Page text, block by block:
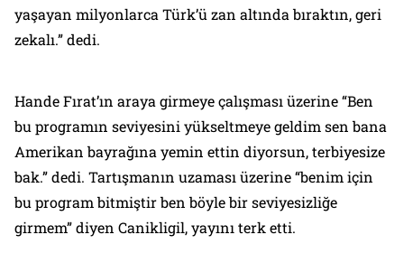
yaşayan milyonlarca Türk’ü zan altında bıraktın, geri
zekalı.” dedi.
Hande Fırat’ın araya girmeye çalışması üzerine “Ben
bu programın seviyesini yükseltmeye geldim sen bana
Amerikan bayrağına yemin ettin diyorsun, terbiyesize
bak.” dedi. Tartışmanın uzaması üzerine “benim için
bu program bitmiştir ben böyle bir seviyesizliğe
girmem” diyen Canikligil, yayını terk etti.